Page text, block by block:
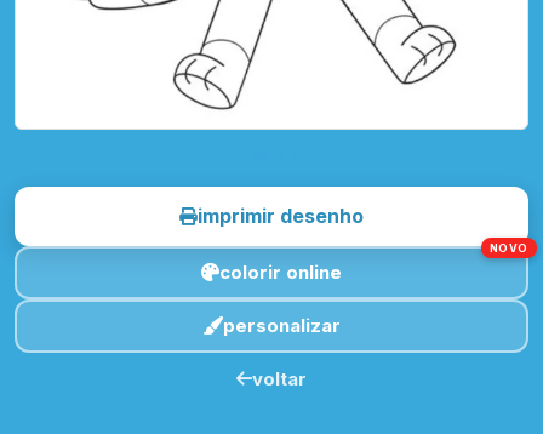
imprimir desenho
colorir online
NOVO
personalizar
voltar